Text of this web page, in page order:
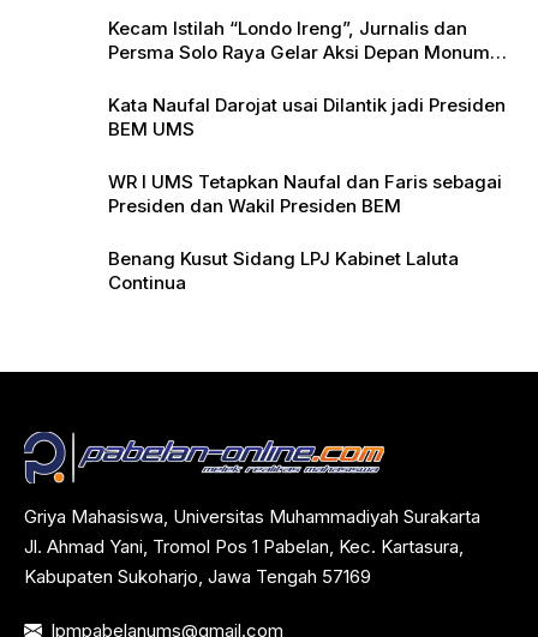
Kecam Istilah “Londo Ireng”, Jurnalis dan
Persma Solo Raya Gelar Aksi Depan Monumen
Kata Naufal Darojat usai Dilantik jadi Presiden
BEM UMS
WR I UMS Tetapkan Naufal dan Faris sebagai
Presiden dan Wakil Presiden BEM
Benang Kusut Sidang LPJ Kabinet Laluta
Continua
Griya Mahasiswa, Universitas Muhammadiyah Surakarta
Jl. Ahmad Yani, Tromol Pos 1 Pabelan, Kec. Kartasura,
Kabupaten Sukoharjo, Jawa Tengah 57169
lpmpabelanums@gmail.com